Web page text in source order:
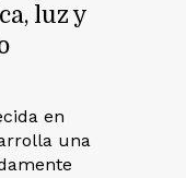
luz y
en
una